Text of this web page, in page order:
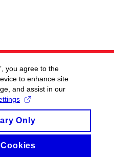
you agree to the
to enhance site
and assist in our
Only